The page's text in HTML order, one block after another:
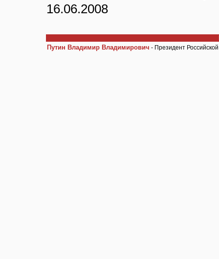
16.06.2008
Путин Владимир Владимирович - Президент